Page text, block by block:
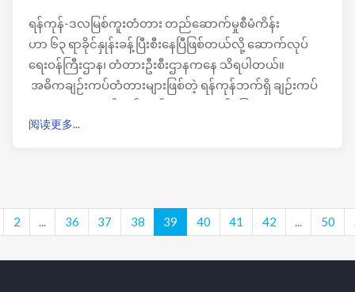
ရန်ကုန်-ဒလမြစ်ကူးတံတား တည်ဆောက်မှုစီမံကိန်း
ဟာ ၆၃ ရာခိုင်နှုန်းခန့်ပြီးစီးနေပြီဖြစ်တယ်လို့ ဆောက်လုပ်
ရေးဝန်ကြီးဌာန၊ တံတားဦးစီးဌာနကနေ သိရပါတယ်။
အဓိကချဉ်းကပ်တံတားများဖြစ်တဲ့ ရန်ကုန်ဘက်ရှိ ချဉ်းကပ်
များအားလုံး ပြီးစီးလုနီးနီးဖြစ်နေပြီဖြစ်ကာ အဓိကကျန်နေတဲ့
阅读更多...
2 ... 36 37 38 39 40 41 42 ... 50